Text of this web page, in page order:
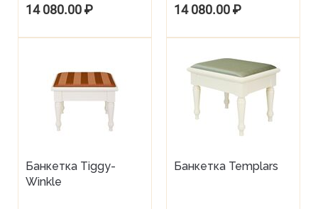
14 080.00₽ 14 080.00₽
Банкетка Tiggy-
Winkle
Банкетка Templars